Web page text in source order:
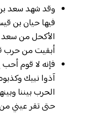
وقد شهد سعد
فيها حيان بن
الأكحل من سعد
أبقيت من حرب
فإنه لا قوم
آذوا نبيك
الحرب بيننا
حتى تقر عيني